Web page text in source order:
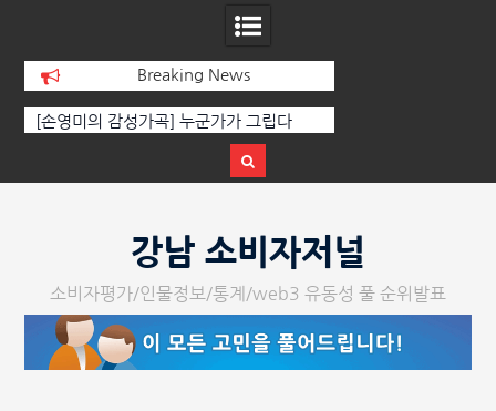
Breaking News
[손영미의 감성가곡] 누군가가 그립다
강남 소비자저널
소비자평가/인물정보/통계/web3 유동성 풀 순위발표